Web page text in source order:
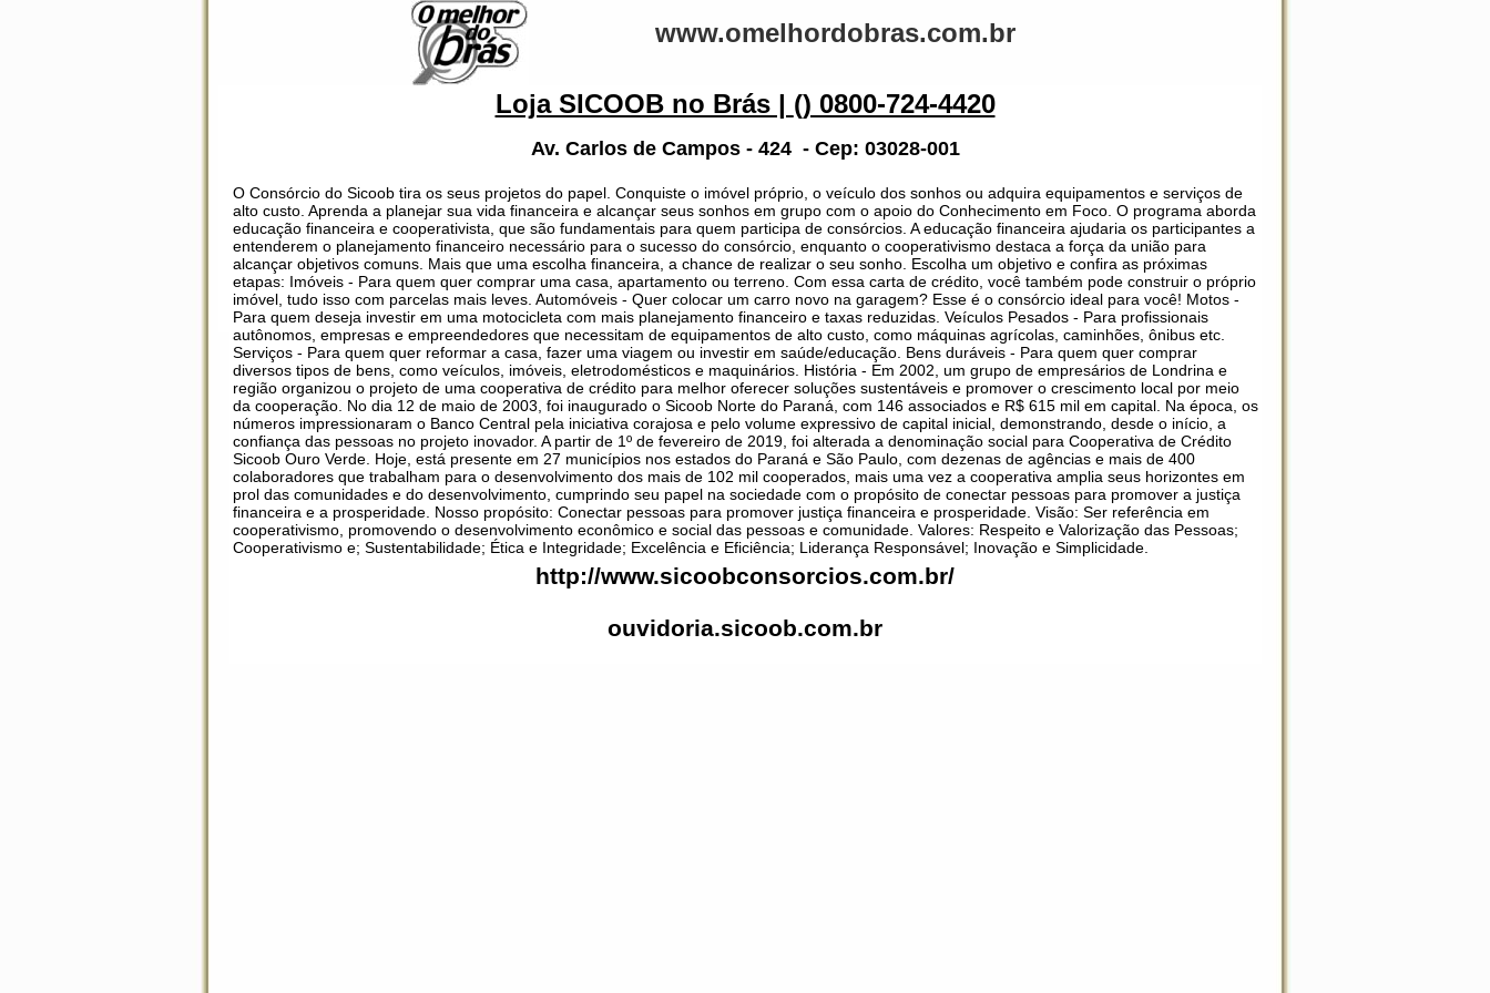
www.omelhordobras.com.br
Loja SICOOB no Brás | () 0800-724-4420
Av. Carlos de Campos - 424 - Cep: 03028-001
O Consórcio do Sicoob tira os seus projetos do papel. Conquiste o imóvel próprio, o veículo dos sonhos ou adquira equipamentos e serviços de
alto custo. Aprenda a planejar sua vida financeira e alcançar seus sonhos em grupo com o apoio do Conhecimento em Foco. O programa aborda
educação financeira e cooperativista, que são fundamentais para quem participa de consórcios. A educação financeira ajudaria os participantes a
entenderem o planejamento financeiro necessário para o sucesso do consórcio, enquanto o cooperativismo destaca a força da união para
alcançar objetivos comuns. Mais que uma escolha financeira, a chance de realizar o seu sonho. Escolha um objetivo e confira as próximas
etapas: Imóveis - Para quem quer comprar uma casa, apartamento ou terreno. Com essa carta de crédito, você também pode construir o próprio
imóvel, tudo isso com parcelas mais leves. Automóveis - Quer colocar um carro novo na garagem? Esse é o consórcio ideal para você! Motos -
Para quem deseja investir em uma motocicleta com mais planejamento financeiro e taxas reduzidas. Veículos Pesados - Para profissionais
autônomos, empresas e empreendedores que necessitam de equipamentos de alto custo, como máquinas agrícolas, caminhões, ônibus etc.
Serviços - Para quem quer reformar a casa, fazer uma viagem ou investir em saúde/educação. Bens duráveis - Para quem quer comprar
diversos tipos de bens, como veículos, imóveis, eletrodomésticos e maquinários. História - Em 2002, um grupo de empresários de Londrina e
região organizou o projeto de uma cooperativa de crédito para melhor oferecer soluções sustentáveis e promover o crescimento local por meio
da cooperação. No dia 12 de maio de 2003, foi inaugurado o Sicoob Norte do Paraná, com 146 associados e R$ 615 mil em capital. Na época, os
números impressionaram o Banco Central pela iniciativa corajosa e pelo volume expressivo de capital inicial, demonstrando, desde o início, a
confiança das pessoas no projeto inovador. A partir de 1º de fevereiro de 2019, foi alterada a denominação social para Cooperativa de Crédito
Sicoob Ouro Verde. Hoje, está presente em 27 municípios nos estados do Paraná e São Paulo, com dezenas de agências e mais de 400
colaboradores que trabalham para o desenvolvimento dos mais de 102 mil cooperados, mais uma vez a cooperativa amplia seus horizontes em
prol das comunidades e do desenvolvimento, cumprindo seu papel na sociedade com o propósito de conectar pessoas para promover a justiça
financeira e a prosperidade. Nosso propósito: Conectar pessoas para promover justiça financeira e prosperidade. Visão: Ser referência em
cooperativismo, promovendo o desenvolvimento econômico e social das pessoas e comunidade. Valores: Respeito e Valorização das Pessoas;
Cooperativismo e; Sustentabilidade; Ética e Integridade; Excelência e Eficiência; Liderança Responsável; Inovação e Simplicidade.
http://www.sicoobconsorcios.com.br/
ouvidoria.sicoob.com.br